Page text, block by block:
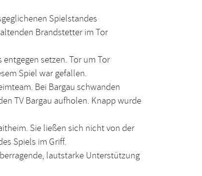
Spielstandes
Brandstetter im Tor
setzen. Tor um Tor
Spiel war gefallen.
Bei Bargau schwanden
TV Bargau aufholen. Knapp wurde
Sie ließen sich nicht von der
Spiels im Griff.
lautstarke Unterstützung